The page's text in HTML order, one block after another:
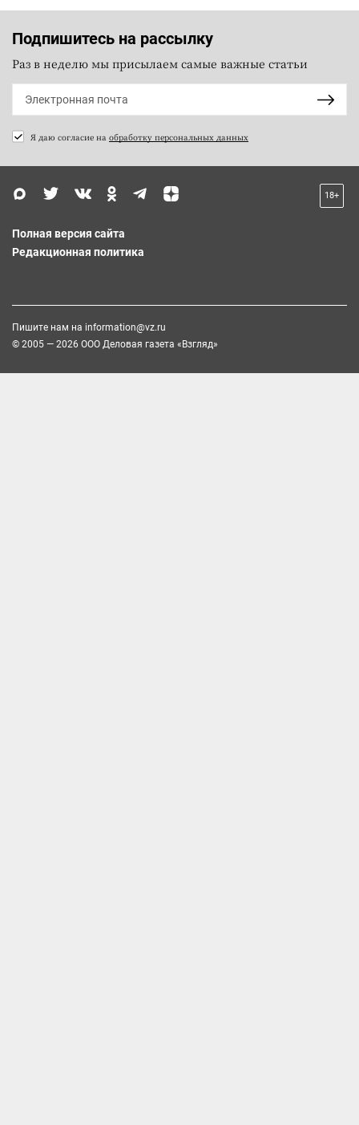
Подпишитесь на рассылку
Раз в неделю мы присылаем самые важные статьи
Я даю согласие на обработку персональных данных
18+
Полная версия сайта
Редакционная политика
Пишите нам на information@vz.ru
© 2005 — 2026 ООО Деловая газета «Взгляд»